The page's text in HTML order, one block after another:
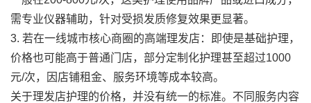
需专业仪器辅助，针对受损发质修复效果更显著。
3. 若在一线城市核心商圈的高端理发店：即使是基础护理，
价格也可能高于普通门店，部分定制化护理甚至超过1000
元/次，因店铺租金、服务环境等成本较高。
关于理发店护理的价格，并没有统一的标准。不同服务内容